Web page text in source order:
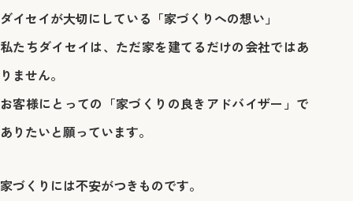
ダイセイが大切にしている「家づくりへの想い」
私たちダイセイは、ただ家を建てるだけの会社ではあ
りません。
お客様にとっての「家づくりの良きアドバイザー」で
ありたいと願っています。
家づくりには不安がつきものです。